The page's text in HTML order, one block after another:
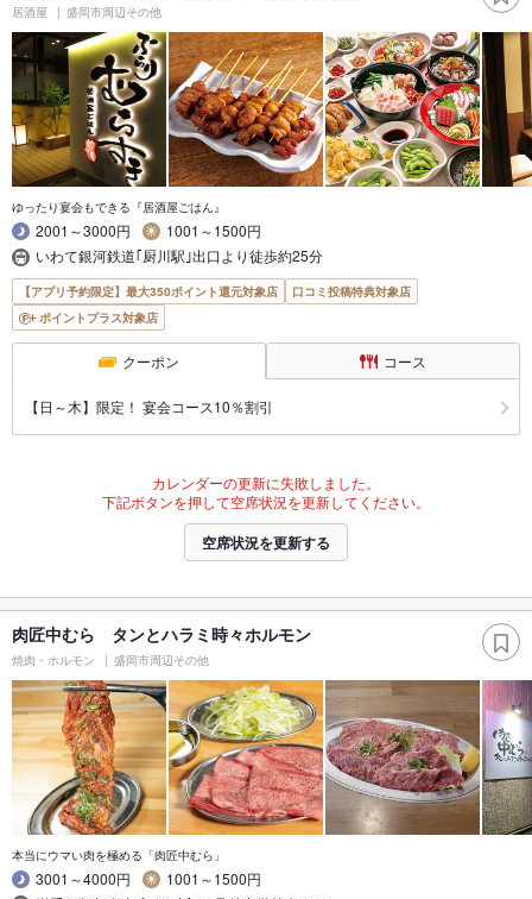
居酒屋 盛岡市周辺その他
ゆったり宴会もできる『居酒屋ごはん』
2001～3000円
1001～1500円
いわて銀河鉄道｢厨川駅｣出口より徒歩約25分
【アプリ予約限定】最大350ポイント還元対象店
口コミ投稿特典対象店
ポイントプラス対象店
クーポン コース
【日～木】限定！ 宴会コース10％割引
カレンダーの更新に失敗しました。
下記ボタンを押して空席状況を更新してください。
空席状況を更新する
肉匠中むら タンとハラミ時々ホルモン
焼肉・ホルモン 盛岡市周辺その他
本当にウマい肉を極める「肉匠中むら」
3001～4000円
1001～1500円